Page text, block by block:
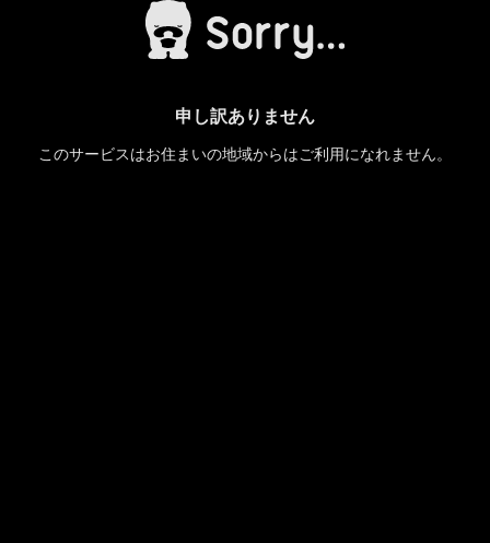
申し訳ありません
このサービスはお住まいの地域からはご利用になれません。